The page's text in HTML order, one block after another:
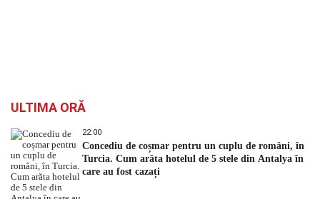
ULTIMA ORĂ
22:00
Concediu de coșmar pentru un cuplu de români, în
Turcia. Cum arăta hotelul de 5 stele din Antalya în
care au fost cazați